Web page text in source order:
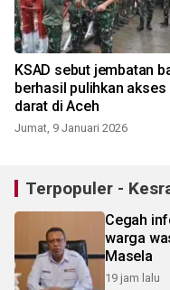
KSAD sebut jembatan
berhasil pulihkan akses
darat di Aceh
Jumat, 9 Januari 2026
Terpopuler -
Cegah
warga
Masela
19 jam lalu